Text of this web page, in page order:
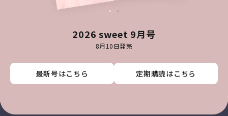
2026 sweet 9月号
8月10日発売
最新号はこちら 定期購読はこちら
最新号はこちら 定期購読はこちら
最新号はこちら 定期購読はこちら
最新号はこちら 定期購読はこちら